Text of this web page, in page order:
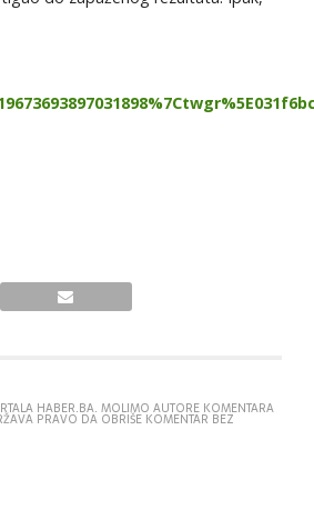
HABER.BA. MOLIMO AUTORE KOMENTARA
PRAVO DA OBRIŠE KOMENTAR BEZ